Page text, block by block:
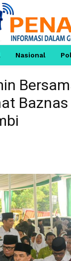
Nasional